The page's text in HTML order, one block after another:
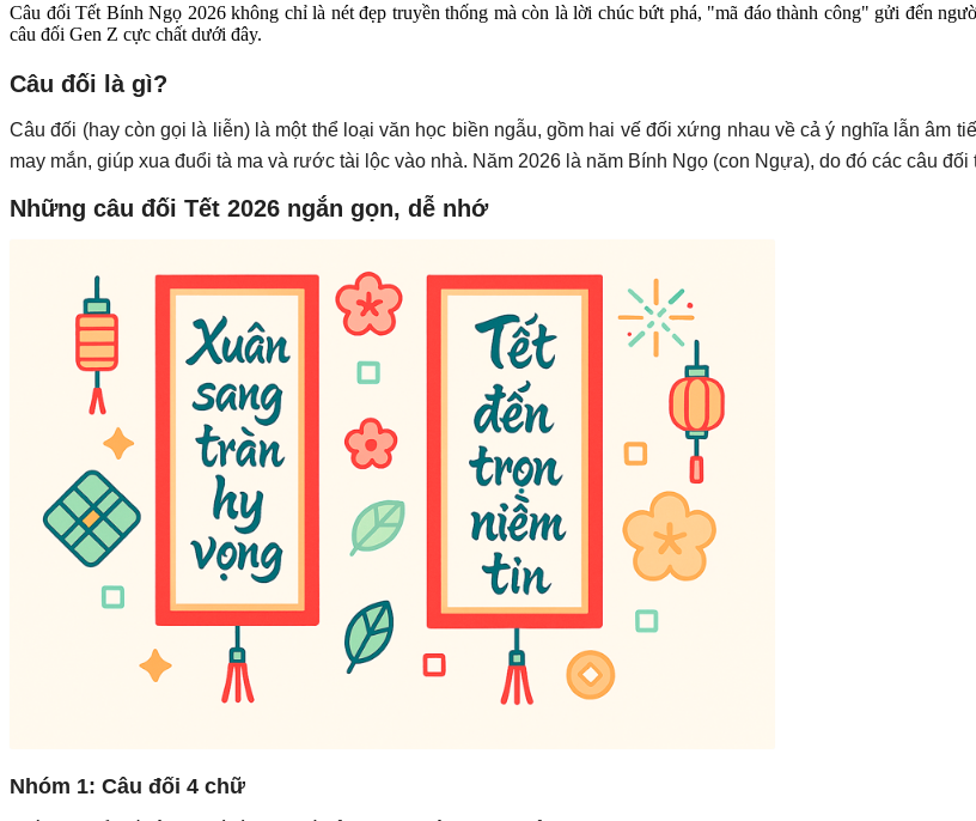
Câu đối Tết Bính Ngọ 2026 không chỉ là nét đẹp truyền thống mà còn là lời chúc bứt phá, "mã đáo thành công" gửi đến
câu đối Gen Z cực chất dưới đây.
Câu đối là gì?
Câu đối (hay còn gọi là liễn) là một thể loại văn học biền ngẫu, gồm hai vế đối xứng nhau về cả ý nghĩa lẫn âm
may mắn, giúp xua đuổi tà ma và rước tài lộc vào nhà. Năm 2026 là năm Bính Ngọ (con Ngựa), do đó các câu
Những câu đối Tết 2026 ngắn gọn, dễ nhớ
Nhóm 1: Câu đối 4 chữ